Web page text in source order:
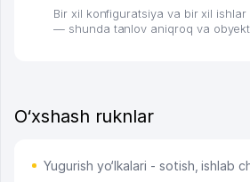
Bir xil konfiguratsiya va bir xil
— shunda tanlov aniqroq va
O‘xshash ruknlar
Yugurish yo‘lkalari - sotish, ishlab